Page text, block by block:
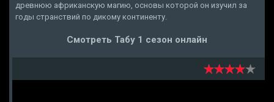
древнюю африканскую магию, основы которой он изучил за
годы странствий по дикому континенту.
Смотреть Табу 1 сезон онлайн